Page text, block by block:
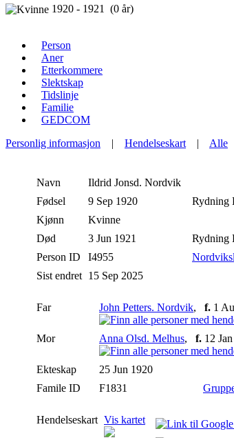
1920 - 1921 (0 år)
Person
Aner
Etterkommere
Slektskap
Tidslinje
Familie
GEDCOM
Personlig informasjon | Hendelseskart | Alle
Navn Ildrid Jonsd. Nordvik
Fødsel
9 Sep 1920
Rydning
Kjønn
Kvinne
Død
3 Jun 1921
Rydning
Person ID
I4955
Sist endret 15 Sep 2025
Far John Petters. Nordvik, f. 1
Mor
Anna Olsd. Melhus, f. 12
Ekteskap
25 Jun 1920
Famile ID
F1831
Hendelseskart Vis kartet